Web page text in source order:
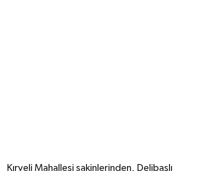
Kırveli Mahallesi sakinlerinden, Delibaşlı